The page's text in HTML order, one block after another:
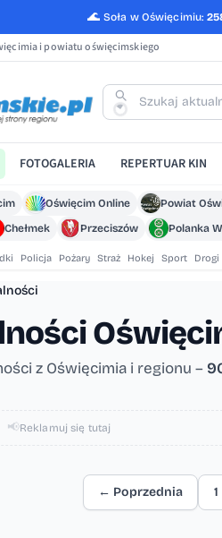
🌊 Soła w Oświęcimiu:
i powiatu oświęcimskiego
FOTOGALERIA REPERTUAR KIN
Oświęcim Online Powiat
Chełmek Przeciszów Polanka
Policja Pożary Straż Hokej Sport Drogi
z Oświęcimia i regionu –
📢Reklamuj się tutaj
← Poprzednia 1